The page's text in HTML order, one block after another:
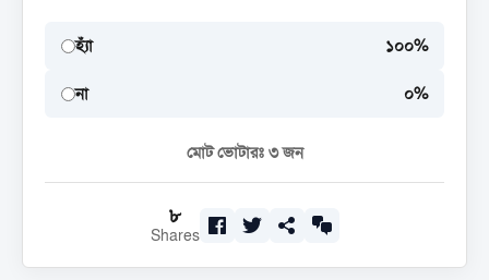
হ্যাঁ ১০০%
না ০%
মোট ভোটারঃ ৩জন
৮
Shares